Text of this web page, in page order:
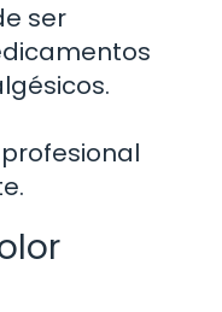
ser